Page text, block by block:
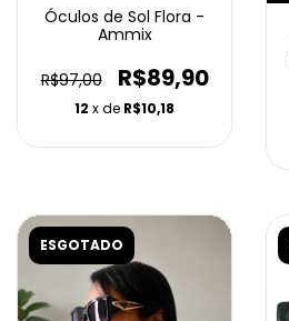
Óculos de Sol Flora -
Ammix
R$97,00 R$89,90
12 x de R$10,18
ESGOTADO